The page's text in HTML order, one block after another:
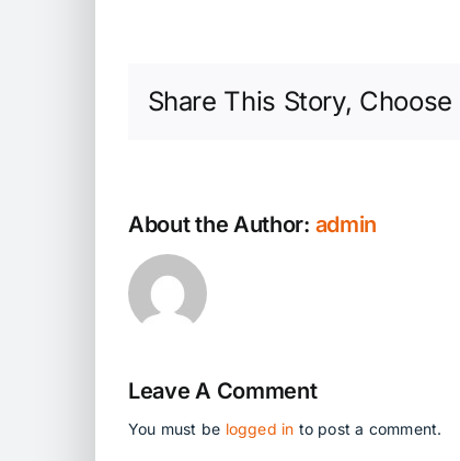
Share This Story, Choose
About the Author: admin
Leave A Comment
You must be logged in to post a comment.